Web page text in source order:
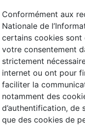
Conformément aux
Nationale de
certains cookies sont
votre consentement
strictement
internet ou ont pour
faciliter la
notamment des
d’authentification, de
que des cookies de